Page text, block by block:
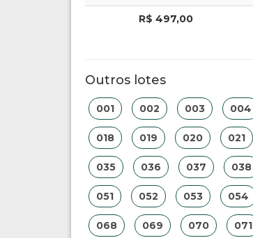
R$ 497,00
Outros lotes
001 002 003 004
018 019 020 021
035 036 037 038
051 052 053 054
068 069 070 071